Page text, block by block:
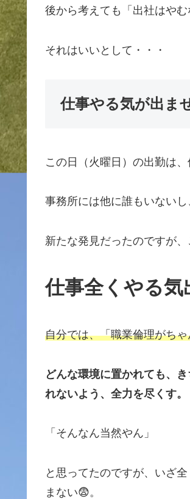
後から考えても「出社はやむ
それはいいとして・・・
仕事やる気が出ま
この日（火曜日）の出勤は、
事務所には他に誰もいない
新たな発見だったのですが
仕事全くやる気
自分では、「職業倫理がち
どんな環境に置かれても、
れないよう、全力を尽くす。
「そんなん当然やん」
と思ってたのですが、いざ
まない😨。